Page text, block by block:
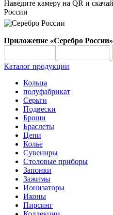
Наведите камеру на QR и
России
Приложение «Серебро России»
Каталог продукции
Кольца
полуфабрикат
Серьги
Подвески
Броши
Браслеты
Цепи
Колье
Сувениры
Столовые приборы
Запонки
Зажимы
Ионизаторы
Иконы
Пирсинг